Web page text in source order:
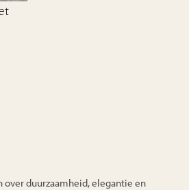
duurzaamheid, elegantie en